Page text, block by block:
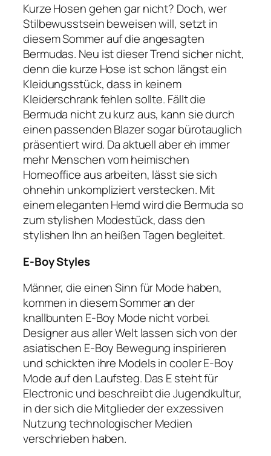
Kurze Hosen gehen gar nicht? Doch, wer
Stilbewusstsein beweisen will, setzt in
diesem Sommer auf die angesagten
Bermudas. Neu ist dieser Trend sicher nicht,
denn die kurze Hose ist schon längst ein
Kleidungsstück, dass in keinem
Kleiderschrank fehlen sollte. Fällt die
Bermuda nicht zu kurz aus, kann sie durch
einen passenden Blazer sogar bürotauglich
präsentiert wird. Da aktuell aber eh immer
mehr Menschen vom heimischen
Homeoffice aus arbeiten, lässt sie sich
ohnehin unkompliziert verstecken. Mit
einem eleganten Hemd wird die Bermuda so
zum stylishen Modestück, dass den
stylishen Ihn an heißen Tagen begleitet.
E-Boy Styles
Männer, die einen Sinn für Mode haben,
kommen in diesem Sommer an der
knallbunten E-Boy Mode nicht vorbei.
Designer aus aller Welt lassen sich von der
asiatischen E-Boy Bewegung inspirieren
und schickten ihre Models in cooler E-Boy
Mode auf den Laufsteg. Das E steht für
Electronic und beschreibt die Jugendkultur,
in der sich die Mitglieder der exzessiven
Nutzung technologischer Medien
verschrieben haben.